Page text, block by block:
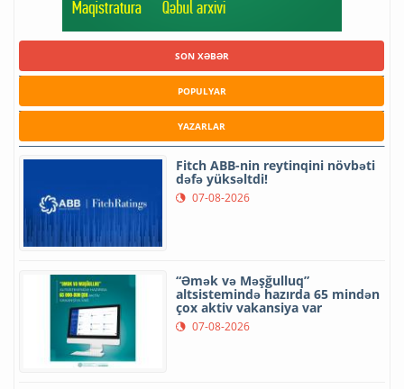
SON XƏBƏR
POPULYAR
YAZARLAR
Fitch ABB-nin reytinqini növbəti
dəfə yüksəltdi!
07-08-2026
“Əmək və Məşğulluq”
altsistemində hazırda 65 mindən
çox aktiv vakansiya var
07-08-2026